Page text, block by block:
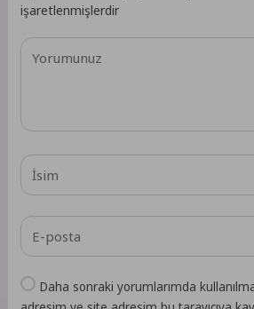
işaretlenmişlerdir
Daha sonraki yorumlarımda